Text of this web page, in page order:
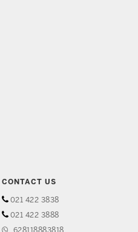
CONTACT US
021 422 3838
021 422 3888
628118883818